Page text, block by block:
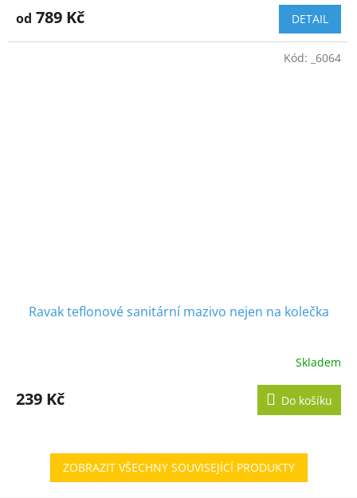
od 789 Kč DETAIL
Ravak teflonové sanitární mazivo nejen na kolečka
produktu
je
hvězdiček.
Skladem
239 Kč Do košíku
Kód: _6064
ZOBRAZIT VŠECHNY SOUVISEJÍCÍ PRODUKTY